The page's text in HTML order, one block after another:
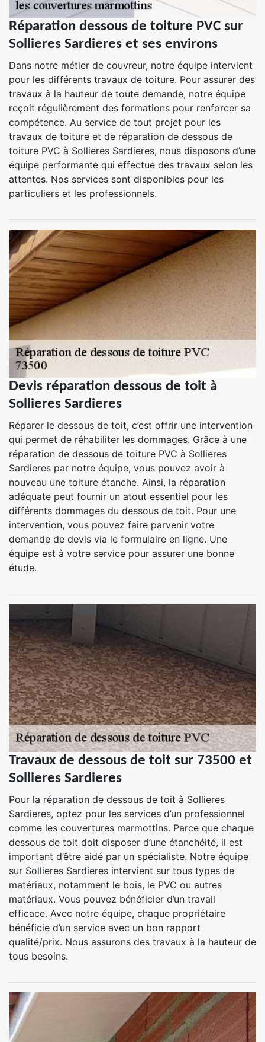
Réparation dessous de toiture PVC sur
Sollieres Sardieres et ses environs
Dans notre métier de couvreur, notre équipe intervient
pour les différents travaux de toiture. Pour assurer des
travaux à la hauteur de toute demande, notre équipe
reçoit régulièrement des formations pour renforcer sa
compétence. Au service de tout projet pour les
travaux de toiture et de réparation de dessous de
toiture PVC à Sollieres Sardieres, nous disposons d’une
équipe performante qui effectue des travaux selon les
attentes. Nos services sont disponibles pour les
particuliers et les professionnels.
Devis réparation dessous de toit à
Sollieres Sardieres
Réparer le dessous de toit, c’est offrir une intervention
qui permet de réhabiliter les dommages. Grâce à une
réparation de dessous de toiture PVC à Sollieres
Sardieres par notre équipe, vous pouvez avoir à
nouveau une toiture étanche. Ainsi, la réparation
adéquate peut fournir un atout essentiel pour les
différents dommages du dessous de toit. Pour une
intervention, vous pouvez faire parvenir votre
demande de devis via le formulaire en ligne. Une
équipe est à votre service pour assurer une bonne
étude.
Travaux de dessous de toit sur 73500 et
Sollieres Sardieres
Pour la réparation de dessous de toit à Sollieres
Sardieres, optez pour les services d’un professionnel
comme les couvertures marmottins. Parce que chaque
dessous de toit doit disposer d’une étanchéité, il est
important d’être aidé par un spécialiste. Notre équipe
sur Sollieres Sardieres intervient sur tous types de
matériaux, notamment le bois, le PVC ou autres
matériaux. Vous pouvez bénéficier d’un travail
efficace. Avec notre équipe, chaque propriétaire
bénéficie d’un service avec un bon rapport
qualité/prix. Nous assurons des travaux à la hauteur de
tous besoins.